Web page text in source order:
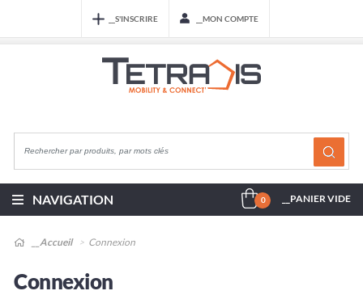
__S'INSCRIRE __MON COMPTE
NAVIGATION 0 __PANIER VIDE
__Accueil Connexion
Connexion